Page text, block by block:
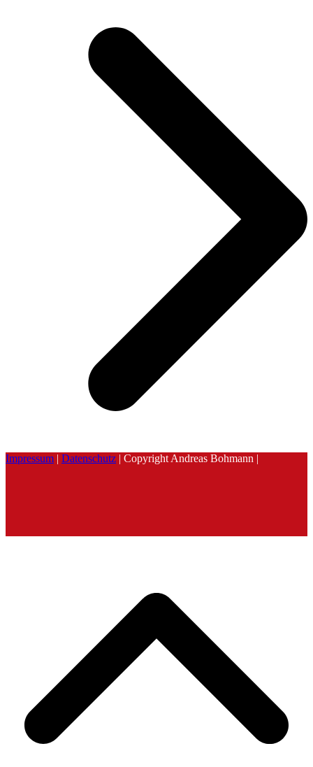
Impressum | Datenschutz | Copyright Andreas Bohmann |